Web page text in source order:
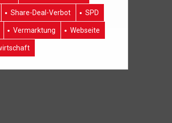
Share-Deal-Verbot SPD
Vermarktung Webseite